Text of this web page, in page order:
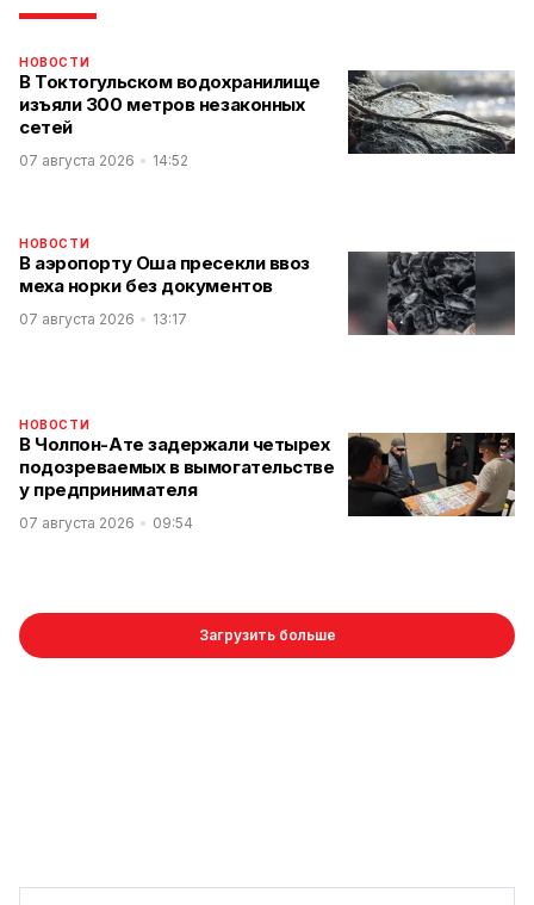
НОВОСТИ
В Токтогульском водохранилище
изъяли 300 метров незаконных
сетей
07 августа 2026 14:52
НОВОСТИ
В аэропорту Оша пресекли ввоз
меха норки без документов
07 августа 2026 13:17
НОВОСТИ
В Чолпон-Ате задержали четырех
подозреваемых в вымогательстве
у предпринимателя
07 августа 2026 09:54
Загрузить больше